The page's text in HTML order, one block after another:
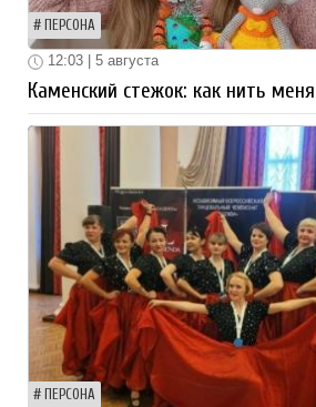
ПЕРСОНА
12:03 | 5 августа
Каменский стежок: как нить
ПЕРСОНА